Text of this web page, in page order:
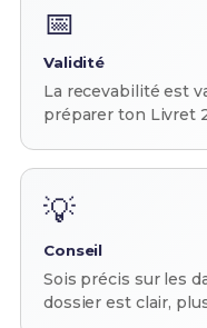
📅
Validité
La recevabilité est
préparer ton Livret
💡
Conseil
Sois précis sur les
dossier est clair,